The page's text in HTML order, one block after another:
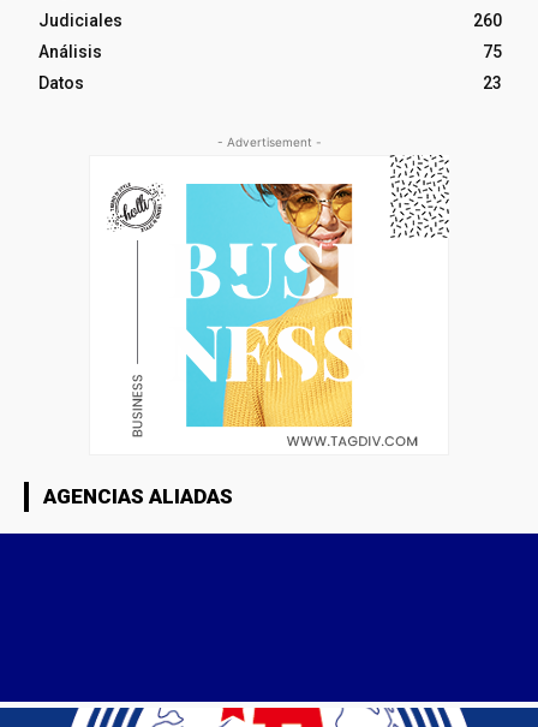
Judiciales
260
Análisis
75
Datos
23
- Advertisement -
AGENCIAS ALIADAS